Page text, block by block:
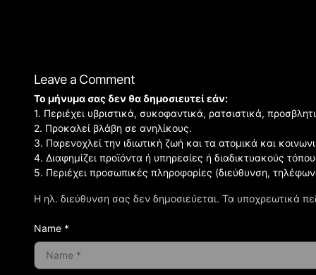
Leave a Comment
Η ηλ. διεύθυνση σας δεν δημοσιεύεται. Τα υποχρεωτικά
Το μήνυμα σας δεν θα δημοσιευτεί εάν:
1. Περιέχει υβριστικά, συκοφαντικά, ρατσιστικά,
2. Προκαλεί βλάβη σε ανηλίκους.
3. Παρενοχλεί την ιδιωτική ζωή και τα ατομικά και
4. Διαφημίζει προϊόντα ή υπηρεσίες ή διαδικτυακούς
5. Περιέχει προσωπικές πληροφορίες (διεύθυνση,
Name *